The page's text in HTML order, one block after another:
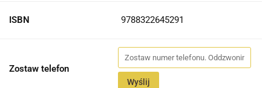
ISBN 9788322645291
Zostaw telefon
Wyślij